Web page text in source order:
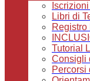
Libri di
Registro
Tutorial
Consigli
Percorsi